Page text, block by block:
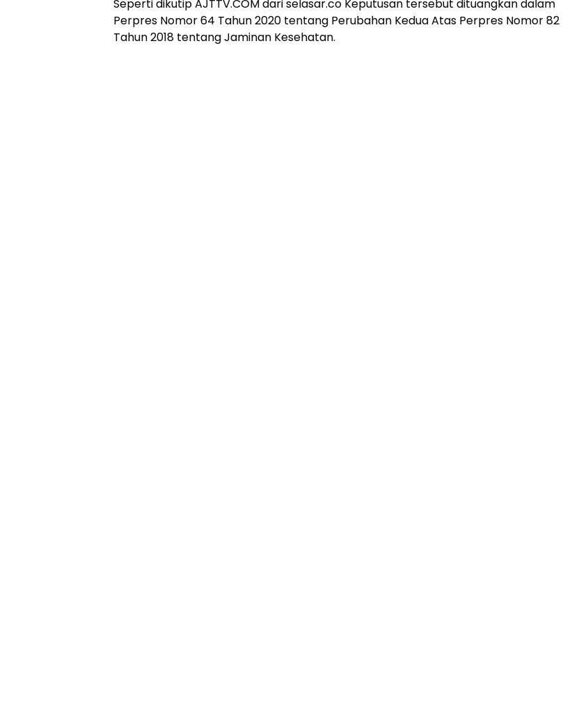
Seperti dikutip AJTTV.COM dari selasar.co Keputusan tersebut dituangkan dalam
Perpres Nomor 64 Tahun 2020 tentang Perubahan Kedua Atas Perpres Nomor 82
Tahun 2018 tentang Jaminan Kesehatan.